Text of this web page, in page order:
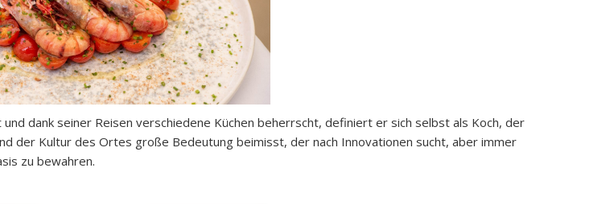
dank seiner Reisen verschiedene Küchen beherrscht, definiert er sich selbst als Koch, der
der Kultur des Ortes große Bedeutung beimisst, der nach Innovationen sucht, aber immer
zu bewahren.